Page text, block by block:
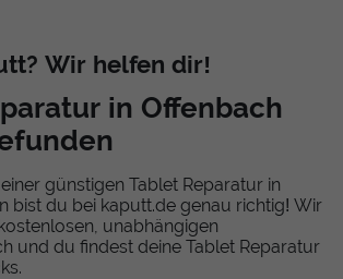
Wir helfen dir!
in Offenbach
günstigen Tablet Reparatur in
bist du bei kaputt.de genau richtig! Wir
unabhängigen
und du findest deine Tablet Reparatur